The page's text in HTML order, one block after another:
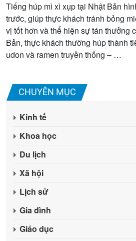
Tiếng húp mì xì xụp tại Nhật Bản
trước, giúp thực khách tránh bỏng
vị tốt hơn và thể hiện sự tán thưởng
Bản, thực khách thường húp thành
udon và ramen truyền thống – …
CHUYÊN MỤC
Kinh tế
Khoa học
Du lịch
Xã hội
Lịch sử
Gia đình
Giáo dục